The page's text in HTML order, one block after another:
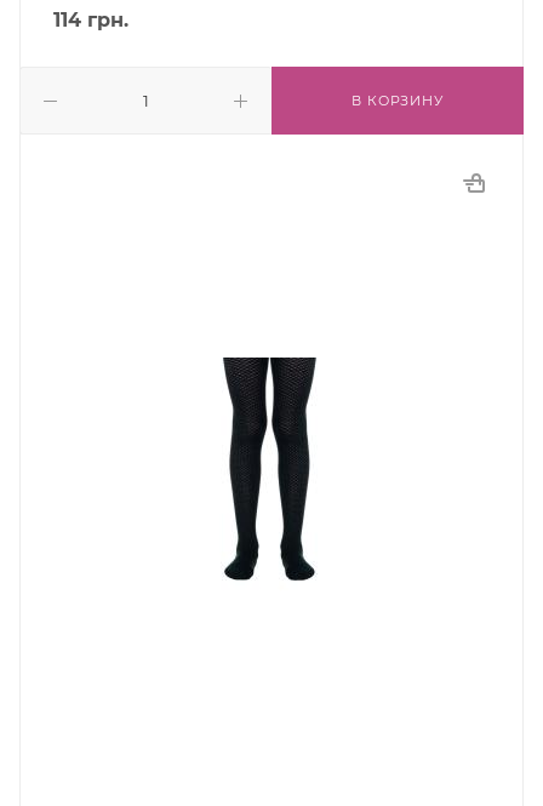
114 грн.
В КОРЗИНУ